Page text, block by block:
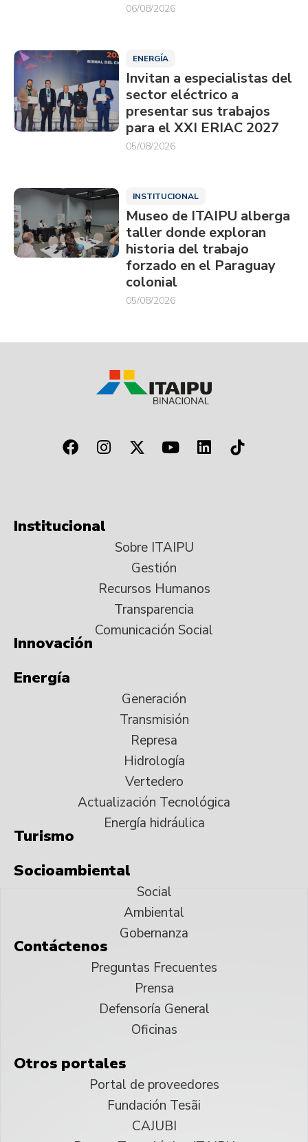
06/08/2026
ENERGÍA
Invitan a especialistas del
sector eléctrico a
presentar sus trabajos
para el XXI ERIAC 2027
05/08/2026
INSTITUCIONAL
Museo de ITAIPU alberga
taller donde exploran
historia del trabajo
forzado en el Paraguay
colonial
05/08/2026
Institucional
Sobre ITAIPU
Gestión
Recursos Humanos
Transparencia
Comunicación Social
Innovación
Energía
Generación
Transmisión
Represa
Hidrología
Vertedero
Actualización Tecnológica
Energía hidráulica
Turismo
Socioambiental
Social
Ambiental
Gobernanza
Contáctenos
Preguntas Frecuentes
Prensa
Defensoría General
Oficinas
Otros portales
Portal de proveedores
Fundación Tesãi
CAJUBI